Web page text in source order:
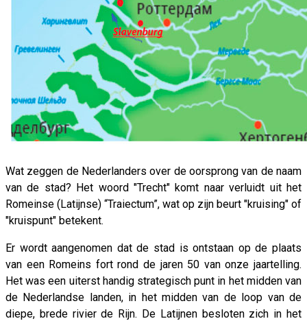
Wat zeggen de Nederlanders over de oorsprong van de naam
van de stad? Het woord "Trecht" komt naar verluidt uit het
Romeinse (Latijnse) “Traiectum”, wat op zijn beurt "kruising" of
"kruispunt" betekent.
Er wordt aangenomen dat de stad is ontstaan ​​op de plaats
van een Romeins fort rond de jaren 50 van onze jaartelling.
Het was een uiterst handig strategisch punt in het midden van
de Nederlandse landen, in het midden van de loop van de
diepe, brede rivier de Rijn. De Latijnen besloten zich in het